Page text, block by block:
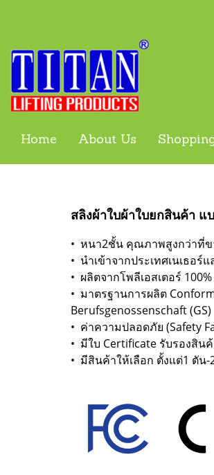
Home About Us
สลิงผ้าใบผ้าใบยกสินค้า แ
• หนา2ชั้น คุณภาพสูงกว่าที่ข
• นำเข้าจากประเทศเนเธอร์
• ผลิตจากโพลีเอสเตอร์ 100%
• มาตรฐานการผลิต
Berufsgenossenschaft (GS)
• ค่าความปลอดภัย (Safety
• มีใบ Certificate รับรองสิน
• มีสินค้าให้เลือก ตั้งแต่1 ตัน-